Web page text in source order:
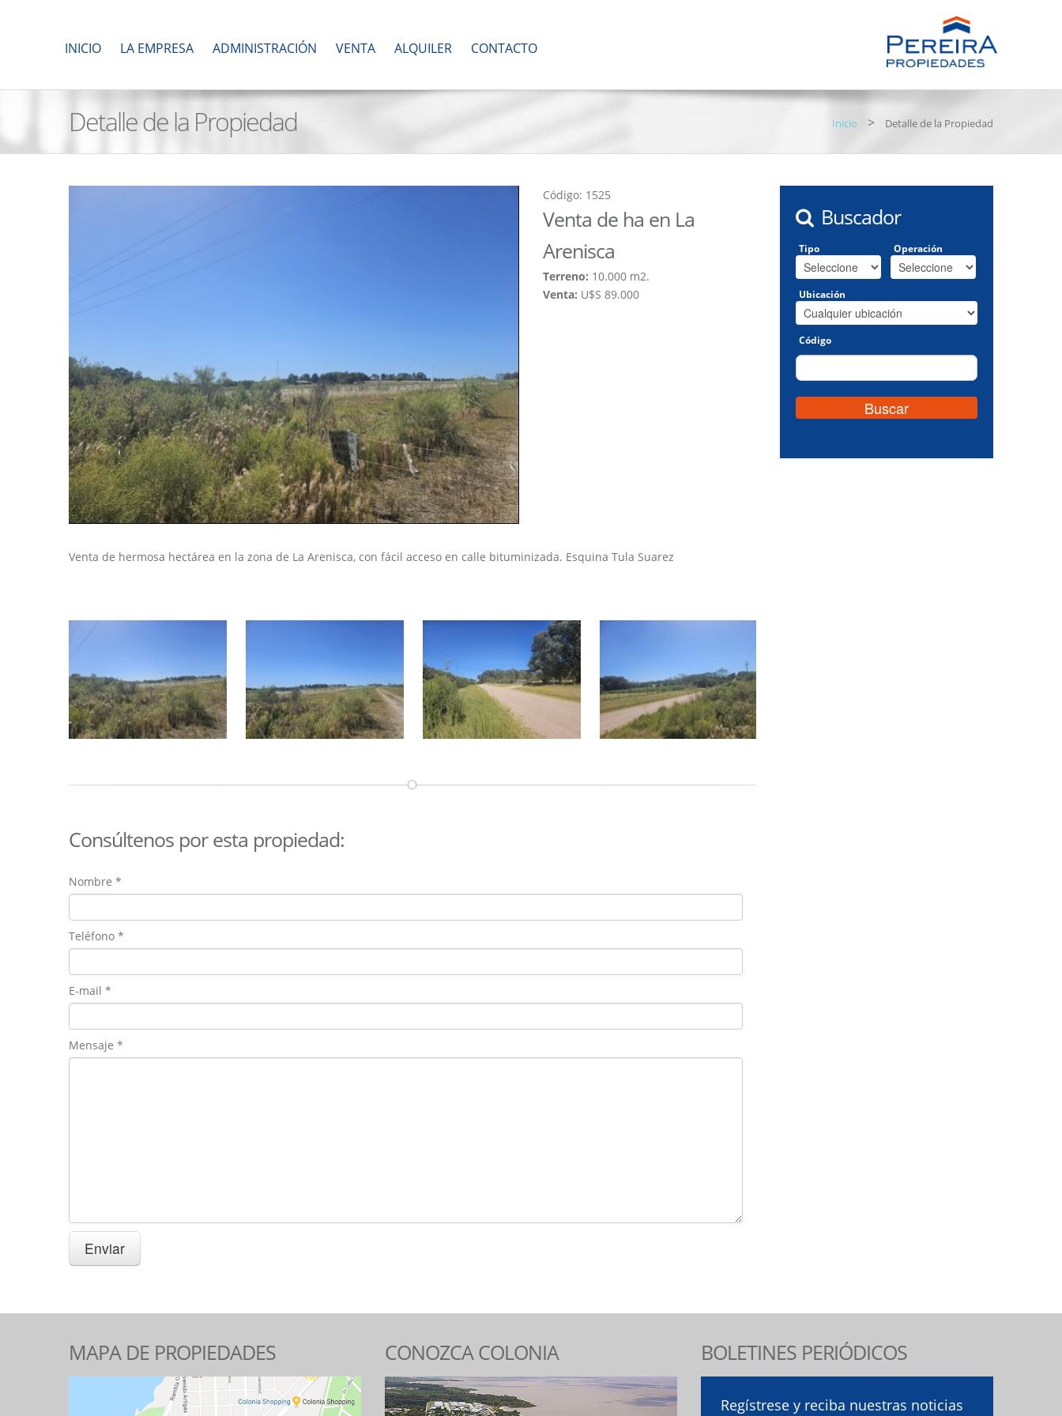
INICIO LA EMPRESA ADMINISTRACIÓN VENTA ALQUILER CONTACTO
Detalle de la Propiedad Inicio > Detalle de la Propiedad
Código: 1525
Venta de ha en La
Arenisca
Terreno: 10.000 m2.
Venta: U$S 89.000
Venta de hermosa hectárea en la zona de La Arenisca, con fácil acceso en calle bituminizada. Esquina Tula Suarez
Consúltenos por esta propiedad:
Nombre *
Teléfono *
E-mail *
Mensaje *
Buscador
Tipo Operación
Ubicación
Código
MAPA DE PROPIEDADES CONOZCA COLONIA BOLETINES PERIÓDICOS
Regístrese y reciba nuestras noticias